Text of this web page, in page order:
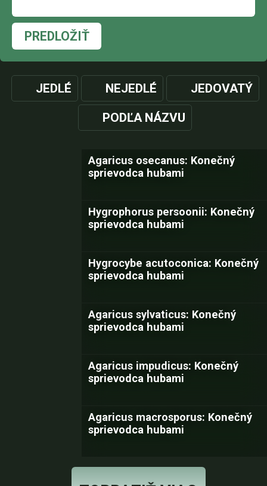
PREDLOŽIŤ
JEDLÉ NEJEDLÉ JEDOVATÝ
PODĽA NÁZVU
Agaricus osecanus: Konečný
sprievodca hubami
Hygrophorus persoonii: Konečný
sprievodca hubami
Hygrocybe acutoconica: Konečný
sprievodca hubami
Agaricus sylvaticus: Konečný
sprievodca hubami
Agaricus impudicus: Konečný
sprievodca hubami
Agaricus macrosporus: Konečný
sprievodca hubami